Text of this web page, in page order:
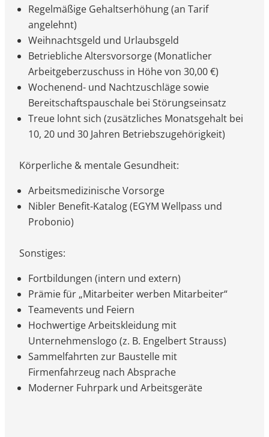
Regelmäßige Gehaltserhöhung (an Tarif
angelehnt)
Weihnachtsgeld und Urlaubsgeld
Betriebliche Altersvorsorge (Monatlicher
Arbeitgeberzuschuss in Höhe von 30,00 €)
Wochenend- und Nachtzuschläge sowie
Bereitschaftspauschale bei Störungseinsatz
Treue lohnt sich (zusätzliches Monatsgehalt bei
10, 20 und 30 Jahren Betriebszugehörigkeit)
Körperliche & mentale Gesundheit:
Arbeitsmedizinische Vorsorge
Nibler Benefit-Katalog (EGYM Wellpass und
Probonio)
Sonstiges:
Fortbildungen (intern und extern)
Prämie für „Mitarbeiter werben Mitarbeiter“
Teamevents und Feiern
Hochwertige Arbeitskleidung mit
Unternehmenslogo (z. B. Engelbert Strauss)
Sammelfahrten zur Baustelle mit
Firmenfahrzeug nach Absprache
Moderner Fuhrpark und Arbeitsgeräte